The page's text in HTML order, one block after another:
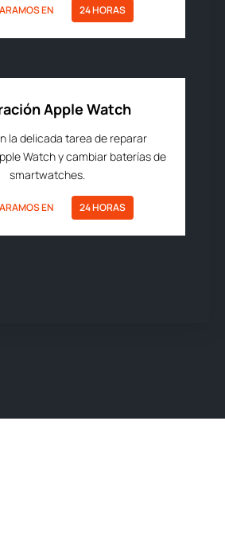
EN 24 HORAS
Apple Watch
la delicada tarea de reparar
Watch y cambiar baterías de
smartwatches.
EN 24 HORAS